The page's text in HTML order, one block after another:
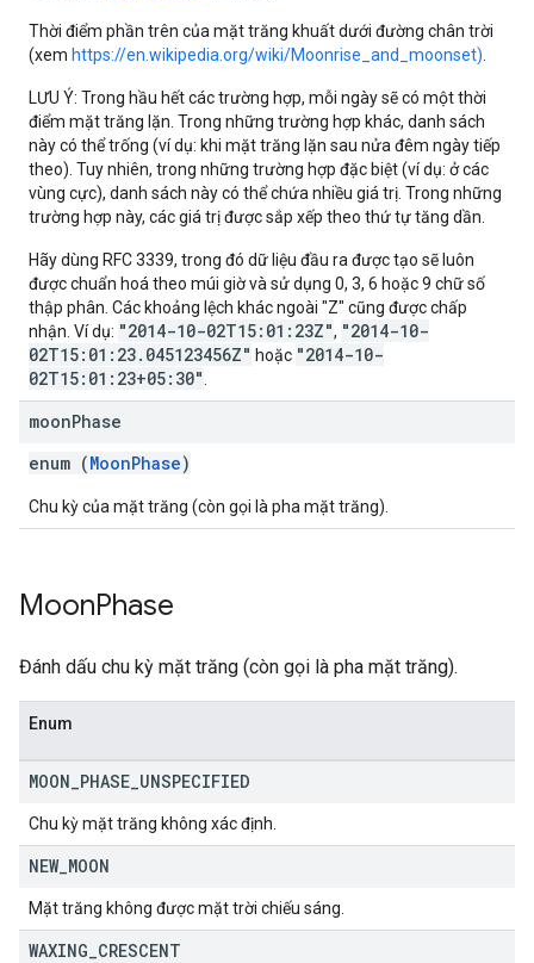
Thời điểm phần trên của mặt trăng khuất dưới đường chân trời
(xem https://en.wikipedia.org/wiki/Moonrise_and_moonset)
LƯU Ý: Trong hầu hết các trường hợp, mỗi ngày sẽ có một thời
điểm mặt trăng lặn. Trong những trường hợp khác, danh sách
này có thể trống (ví dụ: khi mặt trăng lặn sau nửa đêm ngày tiếp
theo). Tuy nhiên, trong những trường hợp đặc biệt (ví dụ: ở các
vùng cực), danh sách này có thể chứa nhiều giá trị. Trong những
trường hợp này, các giá trị được sắp xếp theo thứ tự tăng dần.
Hãy dùng RFC 3339, trong đó dữ liệu đầu ra được tạo sẽ luôn
được chuẩn hoá theo múi giờ và sử dụng 0, 3, 6 hoặc 9 chữ số
thập phân. Các khoảng lệch khác ngoài "Z" cũng được chấp
nhận. Ví dụ: "2014-10-02T15:01:23Z", "2014-10-
02T15:01:23.045123456Z" hoặc "2014-10-
02T15:01:23+05:30"
moonPhase
enum (MoonPhase)
Chu kỳ của mặt trăng (còn gọi là pha mặt trăng).
MoonPhase
Đánh dấu chu kỳ mặt trăng (còn gọi là pha mặt trăng).
Enum
MOON PHASE UNSPECIFIED
Chu kỳ mặt trăng không xác định.
NEW_ MOON
Mặt trăng không được mặt trời chiếu sáng.
WAXING CRESCENT